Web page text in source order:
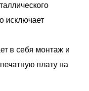
исключает
в себя монтаж и
плату на